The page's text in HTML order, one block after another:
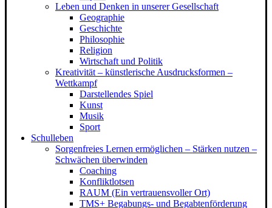
Leben und Denken in unserer Gesellschaft
Geographie
Geschichte
Philosophie
Religion
Wirtschaft und Politik
Kreativität – künstlerische Ausdrucksformen –
Wettkampf
Darstellendes Spiel
Kunst
Musik
Sport
Schulleben
Sorgenfreies Lernen ermöglichen – Stärken nutzen –
Schwächen überwinden
Coaching
Konfliktlotsen
RAUM (Ein vertrauensvoller Ort)
TMS+ Begabungs- und Begabtenförderung